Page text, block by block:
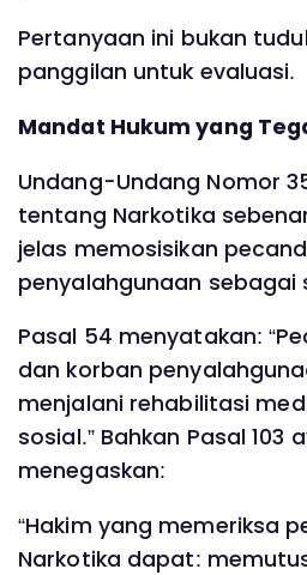
Pertanyaan ini bukan
panggilan untuk evaluasi.
Mandat Hukum yang
Undang-Undang Nomor
tentang Narkotika
jelas memosisikan
penyalahgunaan sebagai
Pasal 54 menyatakan:
dan korban
menjalani rehabilitasi
sosial.” Bahkan Pasal 103
menegaskan:
“Hakim yang memeriksa
Narkotika dapat: